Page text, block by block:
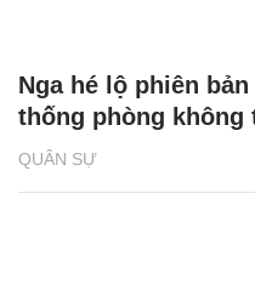
QUÂN SỰ
Nga hé lộ phiên
thống phòng không